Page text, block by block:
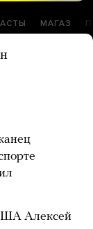
МАГАЗ
Алексей